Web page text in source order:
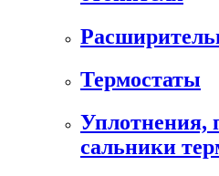
Термостаты
Уплотнения,
сальники